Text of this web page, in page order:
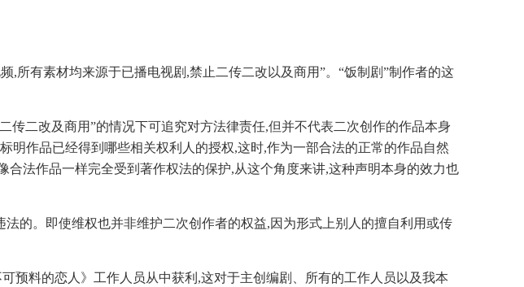
,所有素材均来源于已播电视剧,禁止二传二改以及商用”。“饭制剧”制作者的这
二改及商用”的情况下可追究对方法律责任,但并不代表二次创作的作品本身
明作品已经得到哪些相关权利人的授权,这时,作为一部合法的正常的作品自然
法作品一样完全受到著作权法的保护,从这个角度来讲,这种声明本身的效力也
的。即使维权也并非维护二次创作者的权益,因为形式上别人的擅自利用或传
预料的恋人》工作人员从中获利,这对于主创编剧、所有的工作人员以及我本